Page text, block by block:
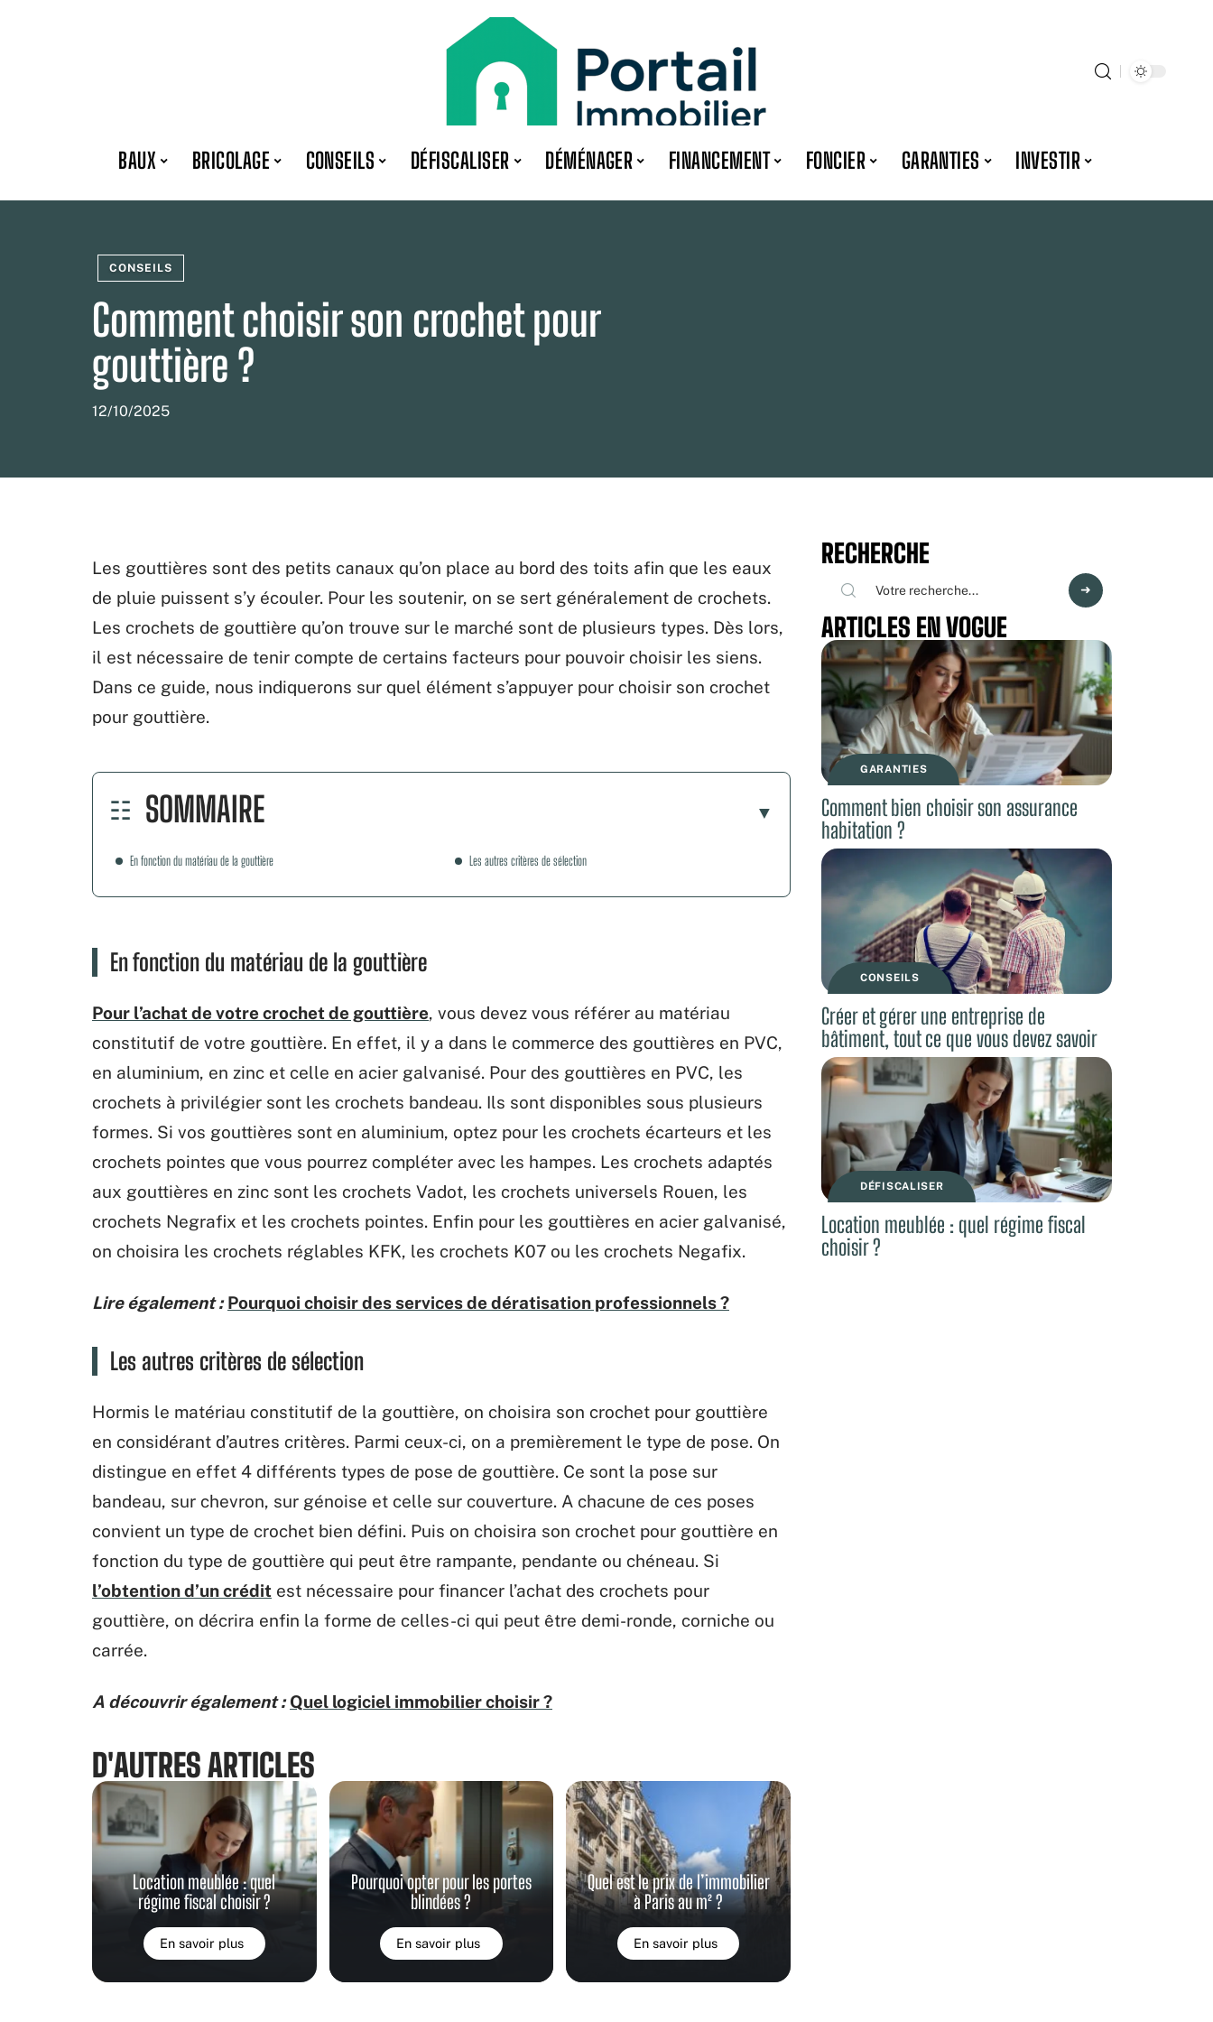
BAUX BRICOLAGE CONSEILS DÉFISCALISER DÉMÉNAGER FINANCEMENT FONCIER GARANTIES INVESTIR
CONSEILS
Comment choisir son crochet pour
gouttière ?
12/10/2025
Les gouttières sont des petits canaux qu’on place au bord des toits afin que les eaux
de pluie puissent s’y écouler. Pour les soutenir, on se sert généralement de crochets.
Les crochets de gouttière qu’on trouve sur le marché sont de plusieurs types. Dès lors,
il est nécessaire de tenir compte de certains facteurs pour pouvoir choisir les siens.
Dans ce guide, nous indiquerons sur quel élément s’appuyer pour choisir son crochet
pour gouttière.
SOMMAIRE
En fonction du matériau de la gouttière Les autres critères de sélection
En fonction du matériau de la gouttière
Pour l’achat de votre crochet de gouttière, vous devez vous référer au matériau
constitutif de votre gouttière. En effet, il y a dans le commerce des gouttières en PVC,
en aluminium, en zinc et celle en acier galvanisé. Pour des gouttières en PVC, les
crochets à privilégier sont les crochets bandeau. Ils sont disponibles sous plusieurs
formes. Si vos gouttières sont en aluminium, optez pour les crochets écarteurs et les
crochets pointes que vous pourrez compléter avec les hampes. Les crochets adaptés
aux gouttières en zinc sont les crochets Vadot, les crochets universels Rouen, les
crochets Negrafix et les crochets pointes. Enfin pour les gouttières en acier galvanisé,
on choisira les crochets réglables KFK, les crochets K07 ou les crochets Negafix.
Lire également : Pourquoi choisir des services de dératisation professionnels ?
Les autres critères de sélection
Hormis le matériau constitutif de la gouttière, on choisira son crochet pour gouttière
en considérant d’autres critères. Parmi ceux-ci, on a premièrement le type de pose. On
distingue en effet 4 différents types de pose de gouttière. Ce sont la pose sur
bandeau, sur chevron, sur génoise et celle sur couverture. A chacune de ces poses
convient un type de crochet bien défini. Puis on choisira son crochet pour gouttière en
fonction du type de gouttière qui peut être rampante, pendante ou chéneau. Si
l’obtention d’un crédit est nécessaire pour financer l’achat des crochets pour
gouttière, on décrira enfin la forme de celles-ci qui peut être demi-ronde, corniche ou
carrée.
A découvrir également : Quel logiciel immobilier choisir ?
D'AUTRES ARTICLES
Location meublée : quel
régime fiscal choisir ?
En savoir plus
Pourquoi opter pour les portes
blindées ?
En savoir plus
Quel est le prix de l’immobilier
à Paris au m² ?
En savoir plus
RECHERCHE
ARTICLES EN VOGUE
GARANTIES
Comment bien choisir son assurance
habitation ?
CONSEILS
Créer et gérer une entreprise de
bâtiment, tout ce que vous devez savoir
DÉFISCALISER
Location meublée : quel régime fiscal
choisir ?